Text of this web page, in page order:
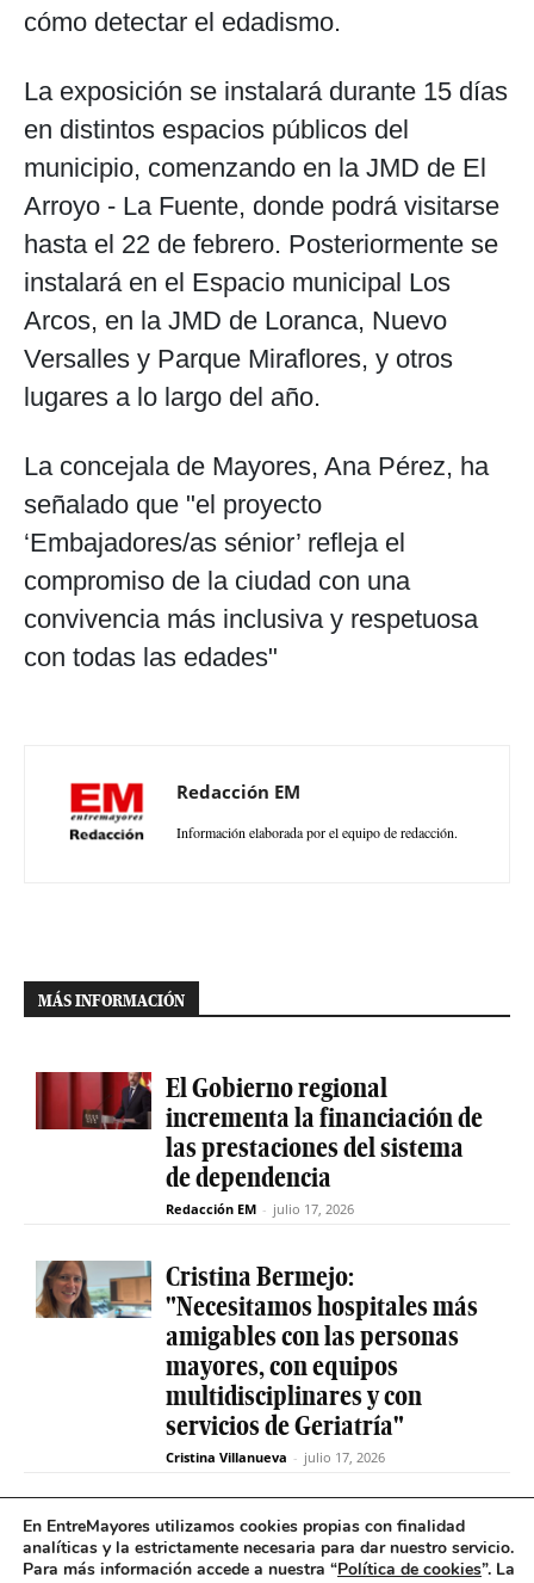
cómo detectar el edadismo.
La exposición se instalará durante 15 días
en distintos espacios públicos del
municipio, comenzando en la JMD de El
Arroyo - La Fuente, donde podrá visitarse
hasta el 22 de febrero. Posteriormente se
instalará en el Espacio municipal Los
Arcos, en la JMD de Loranca, Nuevo
Versalles y Parque Miraflores, y otros
lugares a lo largo del año.
La concejala de Mayores, Ana Pérez, ha
señalado que "el proyecto
‘Embajadores/as sénior’ refleja el
compromiso de la ciudad con una
convivencia más inclusiva y respetuosa
con todas las edades"
Redacción EM
Información elaborada por el equipo de redacción.
MÁS INFORMACIÓN
El Gobierno regional
incrementa la financiación de
las prestaciones del sistema
de dependencia
Redacción EM - julio 17, 2026
Cristina Bermejo:
"Necesitamos hospitales más
amigables con las personas
mayores, con equipos
multidisciplinares y con
servicios de Geriatría"
Cristina Villanueva - julio 17, 2026
Convive abre el plazo de
inscripción para estudiantes
En EntreMayores utilizamos cookies propias con finalidad
analíticas y la estrictamente necesaria para dar nuestro servicio.
Para más información accede a nuestra “Política de cookies”. La